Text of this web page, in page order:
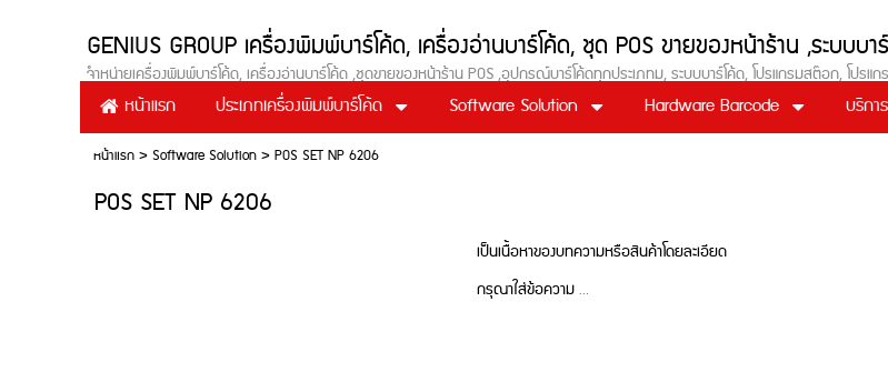
GENIUS GROUP เครื่องพิมพ์บาร์โค้ด, เครื่องอ่านบาร์โค้ด, ชุด POS ขายของหน้าร้าน ,
จำหน่ายเครื่องพิมพ์บาร์โค้ด, เครื่องอ่านบาร์โค้ด ,ชุดขายของหน้าร้าน POS ,อุปกรณ์บาร์โค้ดทุกประเภทม, ระบบบาร์โค้ด, โปรแกรมสต๊อก,
หน้าแรก ประเภทเครื่องพิมพ์บาร์โค้ด Software Solution Hardware Barcode บริการ
หน้าแรก>Software Solution>POS SET NP 6206
POS SET NP 6206
เป็นเนื้อหาของบทความหรือสินค้าโดยละเอียด
กรุณาใส่ข้อความ …